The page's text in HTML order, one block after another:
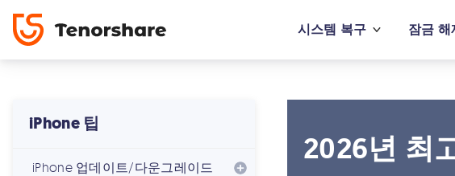
시스템 복구 잠금 해
iPhone 팁
iPhone 업데이트/다운그레이드
2026년 최